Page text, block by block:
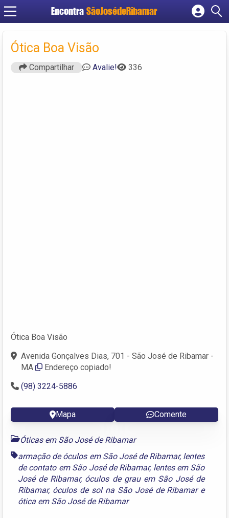
Encontra SãoJosédeRibamar
Cadastrar empresa
Ótica Boa Visão
Compartilhar Avalie! 336
Ótica Boa Visão
Avenida Gonçalves Dias, 701 - São José de Ribamar -
MA
Endereço copiado!
(98) 3224-5886
Mapa Comente
Óticas em São José de Ribamar
armação de óculos em São José de Ribamar, lentes
de contato em São José de Ribamar, lentes em São
José de Ribamar, óculos de grau em São José de
Ribamar, óculos de sol na São José de Ribamare
ótica em São José de Ribamar